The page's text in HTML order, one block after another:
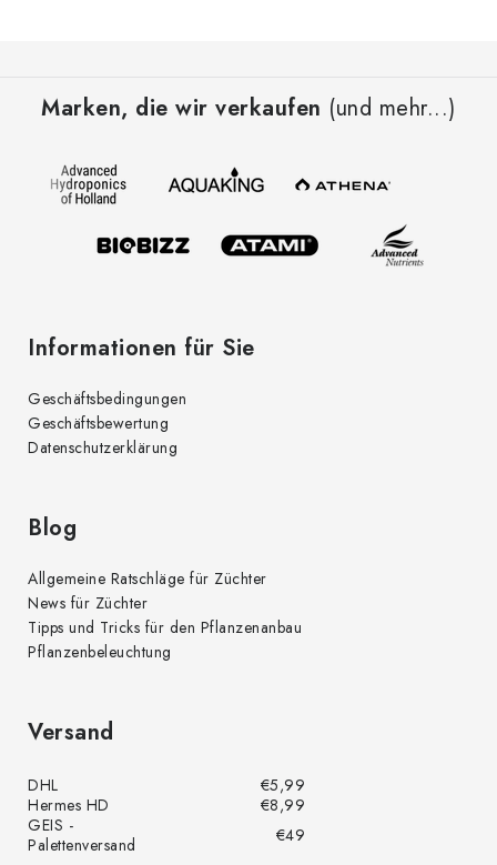
Marken, die wir verkaufen (und mehr...)
Informationen für Sie
Geschäftsbedingungen
Geschäftsbewertung
Datenschutzerklärung
Blog
Allgemeine Ratschläge für Züchter
News für Züchter
Tipps und Tricks für den Pflanzenanbau
Pflanzenbeleuchtung
Versand
DHL
€5,99
Hermes HD
€8,99
GEIS -
Palettenversand
€49